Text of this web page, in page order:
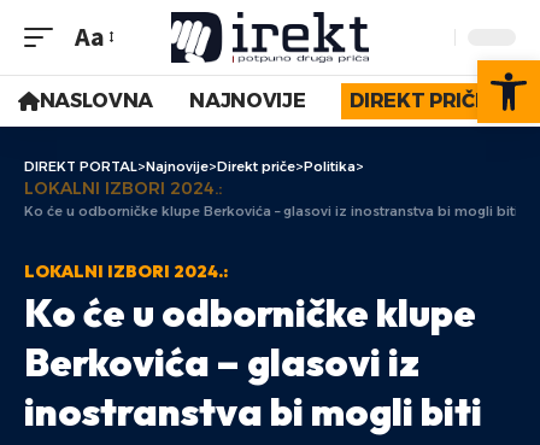
Aa
NASLOVNA NAJNOVIJE DIREKT PRIČE
DIREKT PORTAL>Najnovije>Direkt priče>Politika>
LOKALNI IZBORI 2024.:
Ko će u odborničke klupe Berkovića – glasovi iz inostranstva bi mogli biti
LOKALNI IZBORI 2024.:
Ko će u odborničke klupe
Berkovića – glasovi iz
inostranstva bi mogli biti